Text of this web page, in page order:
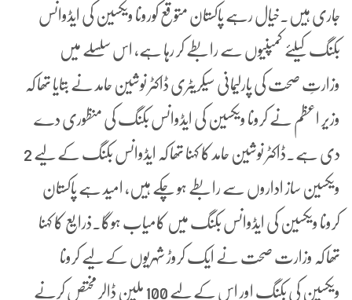
جاری ہیں۔خیال رہے پاکستان متوقع کورونا ویکسین کی ایڈوانس
بکنگ کیلئے کمپنیوں سے رابطے کر رہا ہے، اس سلسلے میں
وزارتِ صحت کی پارلیمانی سیکریٹری ڈاکٹر نوشین حامد نے بتایا تھا کہ
وزیر اعظم نے کرونا ویکسین کی ایڈوانس بکنگ کی منظوری دے
دی ہے۔ڈاکٹر نوشین حامد کا کہنا تھا کہ ایڈوانس بکنگ کے لیے 2
ویکسین ساز اداروں سے رابطے ہو چکے ہیں، امید ہے پاکستان
کرونا ویکسین کی ایڈوانس بکنگ میں کامیاب ہوگا۔ذرایع کا کہنا
تھا کہ وزارت صحت نے ایک کروڑ شہریوں کے لیے کرونا
ویکسین کی بکنگ اور اس کے لیے 100 ملین ڈالر مختص کرنے